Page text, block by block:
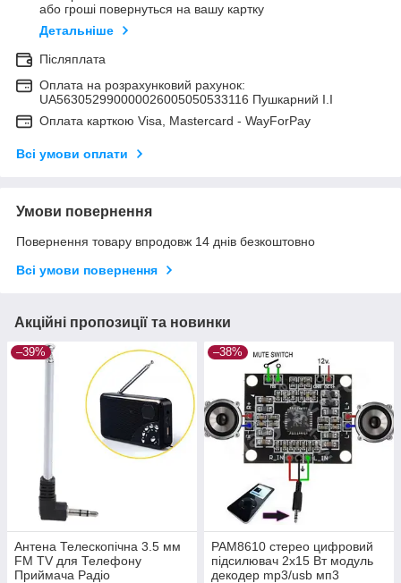
або гроші повернуться на вашу картку
Детальніше
Післяплата
Оплата на розрахунковий рахунок:
UA563052990000026005050533116 Пушкарний І.І
Оплата карткою Visa, Mastercard - WayForPay
Всі умови оплати
Умови повернення
Повернення товару впродовж 14 днів безкоштовно
Всі умови повернення
Акційні пропозиції та новинки
–39%
Антена Телескопічна 3.5 мм
FM TV для Телефону
Приймача Радіо
–38%
PAM8610 стерео цифровий
підсилювач 2x15 Вт модуль
декодер mp3/usb мп3